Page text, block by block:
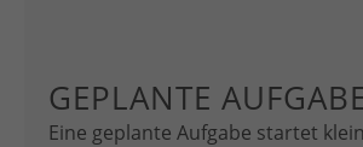
GEPLANTE
Eine geplante Aufgabe startet